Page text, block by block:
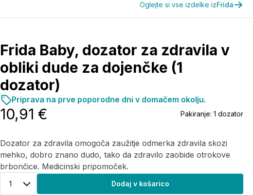
Oglejte si vse izdelke izFrida
Frida Baby, dozator za zdravila v
obliki dude za dojenčke (1
dozator)
Dozator za zdravila omogoča zaužitje odmerka zdravila skozi
mehko, dobro znano dudo, tako da zdravilo zaobide otrokove
brbončice. Medicinski pripomoček.
10,91 € Pakiranje: 1 dozator
Priprava na prve poporodne dni v domačem okolju.
1 Dodaj v košarico